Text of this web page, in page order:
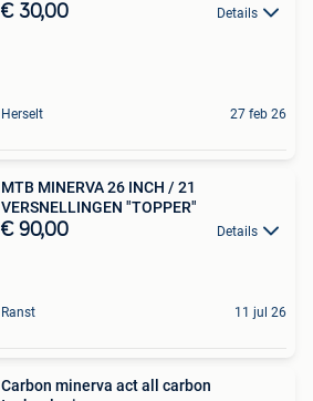
€ 30,00 Details
Herselt 27 feb 26
MTB MINERVA 26 INCH / 21
VERSNELLINGEN "TOPPER"
€ 90,00 Details
Ranst 11 jul 26
Carbon minerva act all carbon